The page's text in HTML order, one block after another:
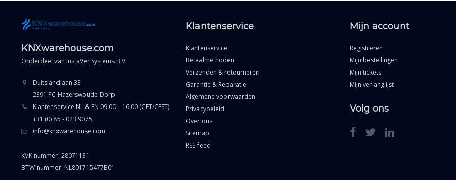
KNXwarehouse.com
Onderdeel van InstaVer Systems B.V.
Duitslandlaan 33
2391 PC Hazerswoude-Dorp
Klantenservice NL & EN 09:00 – 16:00 (CET/CEST)
+31 (0) 85 - 023 9075
info@knxwarehouse.com
KVK nummer: 28071131
BTW-nummer: NL801715477B01
Klantenservice
Klantenservice
Betaalmethoden
Verzenden & retourneren
Garantie & Reparatie
Algemene voorwaarden
Privacybeleid
Over ons
Sitemap
RSS-feed
Mijn account
Registreren
Mijn bestellingen
Mijn tickets
Mijn verlanglijst
Volg ons